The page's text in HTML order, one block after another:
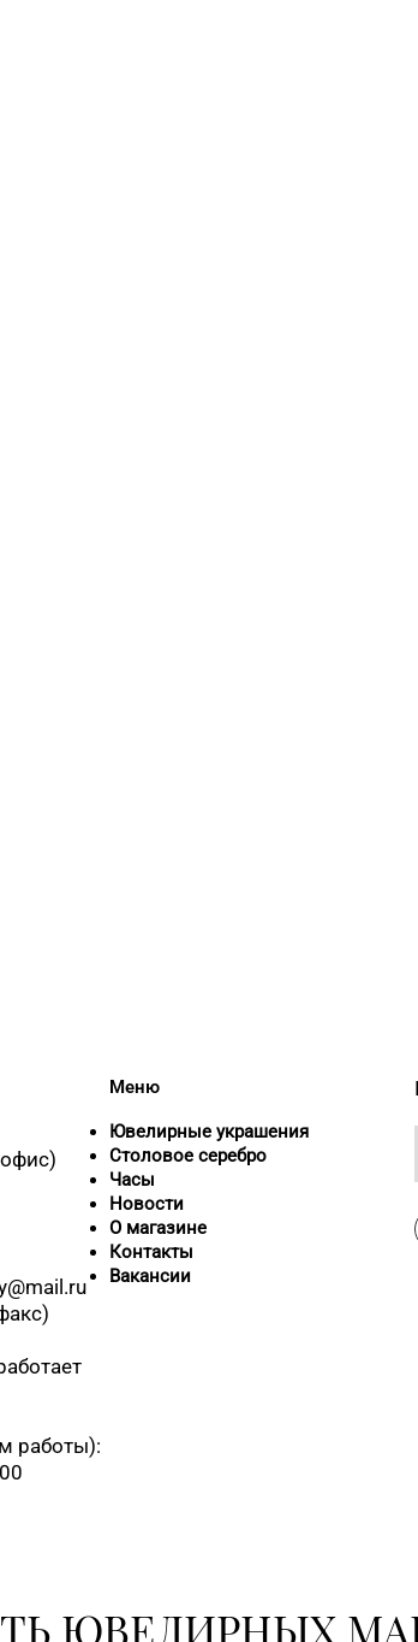
работы):
Меню
Ювелирные украшения
Столовое серебро
Часы
Новости
О магазине
Контакты
Вакансии
ЮВЕЛИРНЫХ